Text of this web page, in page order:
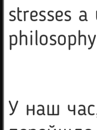
stresses
У наш